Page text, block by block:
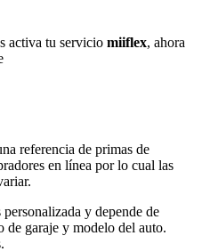
activa tu servicio miiflex, ahora
referencia de primas de
en línea por lo cual las
y depende de
de garaje y modelo del auto.